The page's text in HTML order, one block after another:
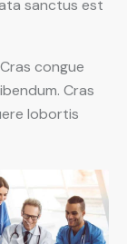
sanctus est
congue
Cras
lobortis